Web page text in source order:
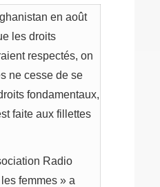
en août
les droits
respectés, on
ne cesse de se
fondamentaux,
faite aux fillettes
Radio
femmes » a